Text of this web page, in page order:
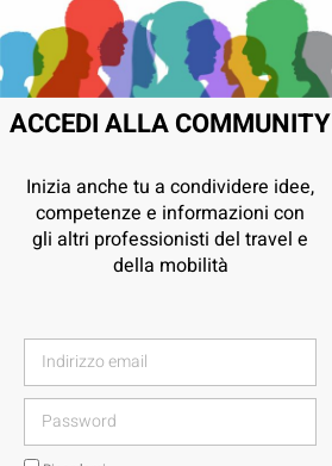
ACCEDI ALLA COMMUNITY
Inizia anche tu a condividere idee,
competenze e informazioni con
gli altri professionisti del travel e
della mobilità